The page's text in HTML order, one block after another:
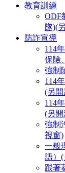
教育訓練
ODF
隊)(
防詐宣導
114
保險
強制
114
(另
114
(另
強制
視窗)
一般
語）
跟著